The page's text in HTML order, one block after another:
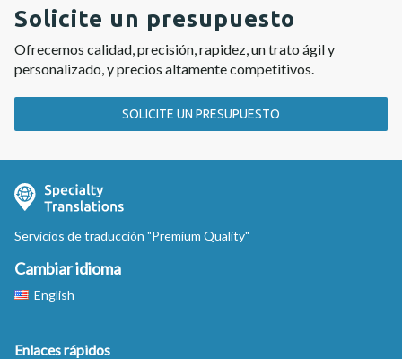
Solicite un presupuesto
Ofrecemos calidad, precisión, rapidez, un trato ágil y
personalizado, y precios altamente competitivos.
SOLICITE UN PRESUPUESTO
Servicios de traducción "Premium Quality"
Cambiar idioma
English
Enlaces rápidos